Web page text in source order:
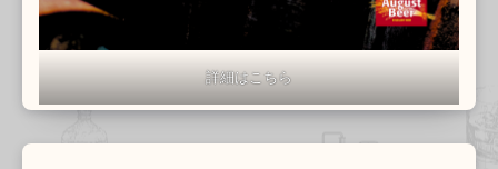
詳細はこちら